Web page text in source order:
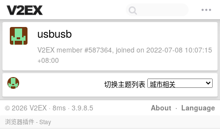
usbusb
V2EX member #587364, joined on 2022-07-08 10:07:15
+08:00
切换主题列表
About · Language
© 2026 V2EX · 8ms · 3.9.8.5
浏览器插件 - Stay